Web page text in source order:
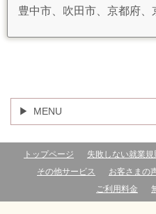
豊中市、吹田市、京都府、
MENU
トップページ 失敗しない就業
その他サービス
お客さまの
ご利用料金